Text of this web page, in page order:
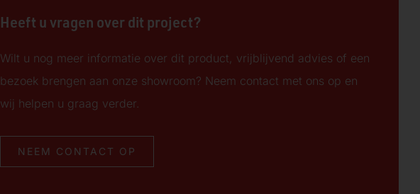
Heeft u vragen over dit project?
Wilt u nog meer informatie over dit product, vrijblijvend advies of een
bezoek brengen aan onze showroom? Neem contact met ons op en
wij helpen u graag verder.
NEEM CONTACT OP